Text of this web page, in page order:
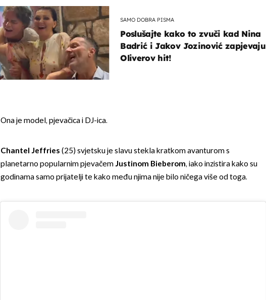
SAMO DOBRA PISMA
Poslušajte kako to zvuči kad Nina
Badrić i Jakov Jozinović zapjevaju
Oliverov hit!
Ona je model, pjevačica i DJ-ica.
Chantel Jeffries (25) svjetsku je slavu stekla kratkom avanturom s
planetarno popularnim pjevačemJustinom Bieberom, iako inzistira kako su
godinama samo prijatelji te kako među njima nije bilo ničega više od toga.